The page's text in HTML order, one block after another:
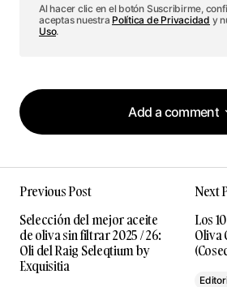
Al hacer clic en el botón Suscribirme,
aceptas nuestra Política de Privacidad y
Uso.
Add a comment
Add a comment
publicada. Los campos
marcados con*
Previous Post
Selección del mejor aceite
de oliva sin filtrar 2025 / 26:
Oli del Raig Seleqtium by
Exquisitia
Next
Los
Oliva